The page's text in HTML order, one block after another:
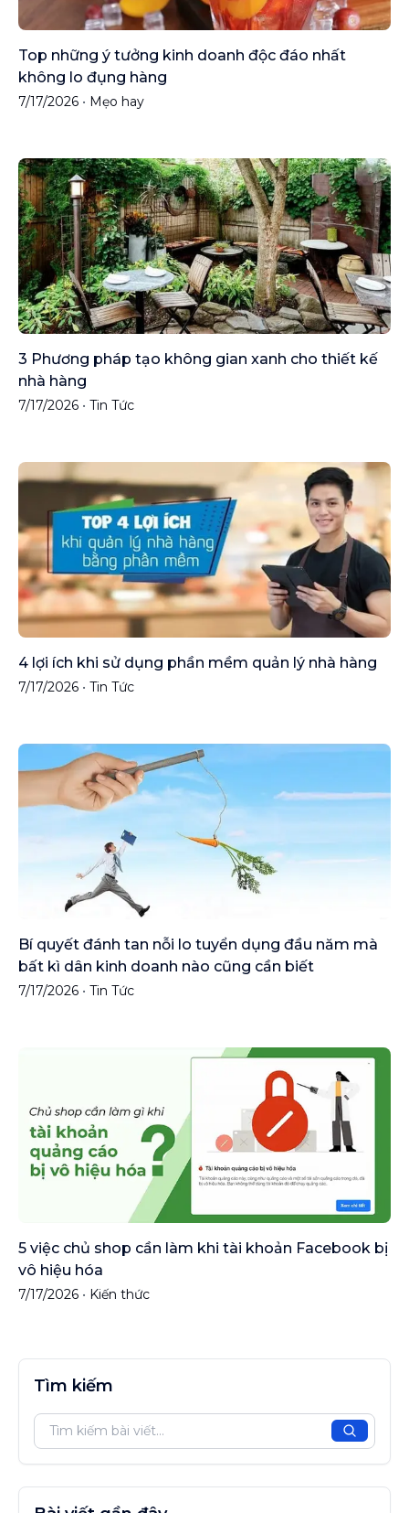
Top những ý tưởng kinh doanh độc đáo nhất
không lo đụng hàng
7/17/2026 • Mẹo hay
3 Phương pháp tạo không gian xanh cho thiết kế
nhà hàng
7/17/2026 • Tin Tức
4 lợi ích khi sử dụng phần mềm quản lý nhà hàng
7/17/2026 • Tin Tức
Bí quyết đánh tan nỗi lo tuyển dụng đầu năm mà
bất kì dân kinh doanh nào cũng cần biết
7/17/2026 • Tin Tức
5 việc chủ shop cần làm khi tài khoản Facebook bị
vô hiệu hóa
7/17/2026 • Kiến thức
Tìm kiếm
Tìm